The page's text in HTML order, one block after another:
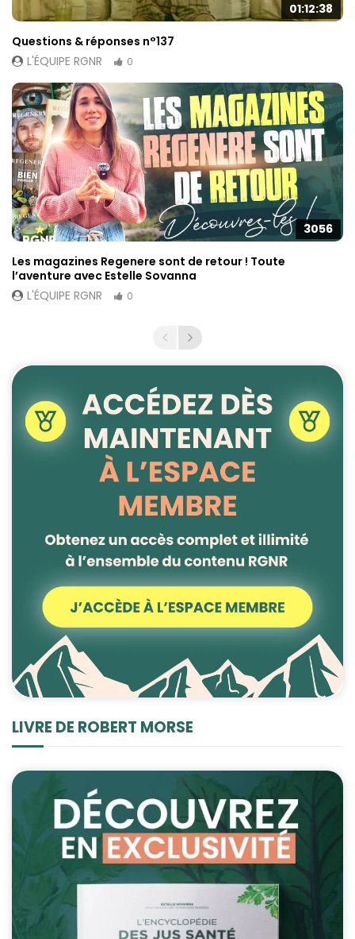
01:12:38
Questions & réponses n°137
L'ÉQUIPE RGNR
0
3056
Les magazines Regenere sont de retour ! Toute
l’aventure avec Estelle Sovanna
L'ÉQUIPE RGNR
0
LIVRE DE ROBERT MORSE